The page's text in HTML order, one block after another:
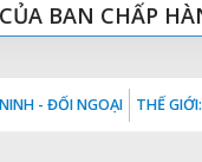
BAN CHẤP
- ĐỐI NGOẠI THẾ